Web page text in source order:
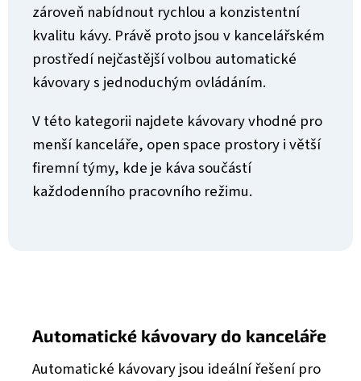
y
v
ý
p
i
s
zároveň nabídnout rychlou a konzistentní
kvalitu kávy. Právě proto jsou v kancelářském
prostředí nejčastější volbou automatické
kávovary s jednoduchým ovládáním.
V této kategorii najdete kávovary vhodné pro
menší kanceláře, open space prostory i větší
firemní týmy, kde je káva součástí
každodenního pracovního režimu.
Automatické kávovary do kanceláře
Automatické kávovary jsou ideální řešení pro